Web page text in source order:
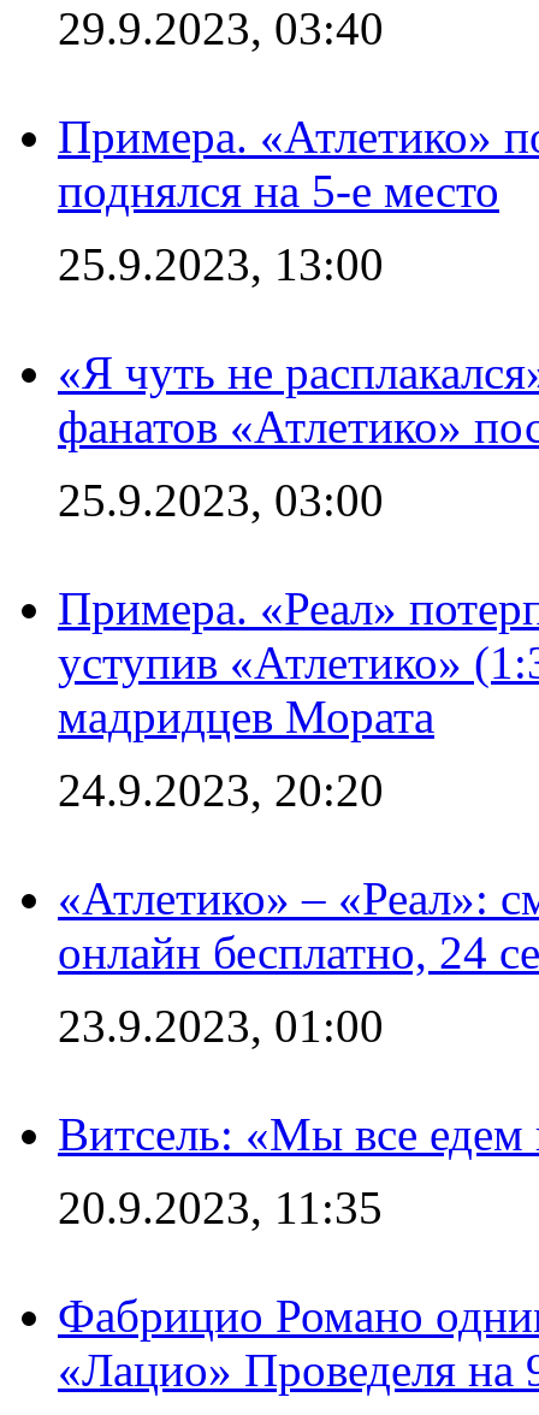
29.9.2023, 03:40
Примера. «Атлетико»
поднялся на 5-е место
25.9.2023, 13:00
«Я чуть не
фанатов «Атлетико»
25.9.2023, 03:00
Примера. «Реал»
уступив «Атлетико»
мадридцев Мората
24.9.2023, 20:20
«Атлетико» – «Реал»:
онлайн бесплатно, 24
23.9.2023, 01:00
Витсель: «Мы все едем
20.9.2023, 11:35
Фабрицио Романо
«Лацио» Проведеля на